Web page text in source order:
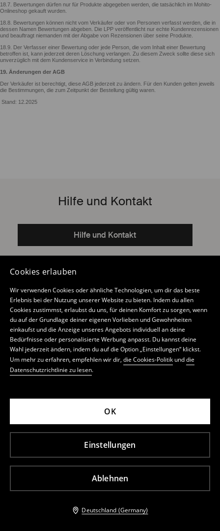
Cookies erlauben
Wir verwenden Cookies oder ähnliche Technologien, um dir das beste
Erlebnis bei der Nutzung unserer Website zu bieten. Indem du allen
Cookies zustimmst, erlaubst du uns, für deinen Komfort zu sorgen, wenn
du auf der Grundlage deiner eigenen Vorlieben und Gewohnheiten
einkaufst und die Anzeige unseres Angebots individuell an deine
Bedürfnisse oder personalisierte Werbung anpasst. Du kannst deine
Wahl jederzeit ändern, indem du auf die Option „Einstellungen“ klickst.
Um mehr zu erfahren, empfehlen wir dir, die Cookies-Politik unddie
Datenschutzrichtlinie zu lesen.
Ablehnen
Einstellungen
OK
Deutschland (Germany)
18.7. Bewertungen dürfen nur für Produkte abgegeben werden, die tatsächlich im Mohito-
Onlineshop gekauft wurden.
18.8. Bewertungen können nicht vom Verkäufer oder von Personen verfasst werden, die in
dessen Namen Bewertungen abgeben. Die LPP veröffentlicht nur echte Kundenrezensionen
und beauftragt niemanden mit der Abgabe von Rezensionen über seine Produkte.
18.9. Der Verfasser einer Bewertung oder jede Person, die vom Inhalt einer Bewertung
betroffen ist, kann jederzeit deren Löschung verlangen. Zu diesem Zweck sollte diese sich
unverzüglich mit dem Kundenservice in Verbindung setzen.
19. Änderungen der AGB
Der Verkäufer ist berechtigt, diese AGB jederzeit zu ändern. Für den Kunden gelten jeweils
die Bestimmungen, die zum Zeitpunkt der Bestellung gültig waren.
Stand: 12.2025
Hilfe und Kontakt
Hilfe und Kontakt
Facebook YouTube Instagram TikTok
Online-Shop
Mein Konto
Newsletter
LPP Deutschland GmbH, Holländischer Brook 1,
20457 Hamburg, Registergericht: Amtsgericht